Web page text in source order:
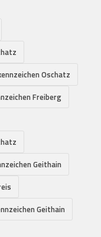
Oschatz
Freiberg
Geithain
Geithain